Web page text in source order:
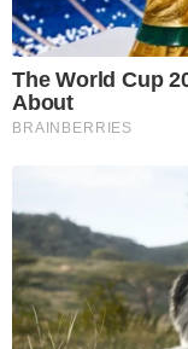
The World Cup
About
BRAINBERRIES